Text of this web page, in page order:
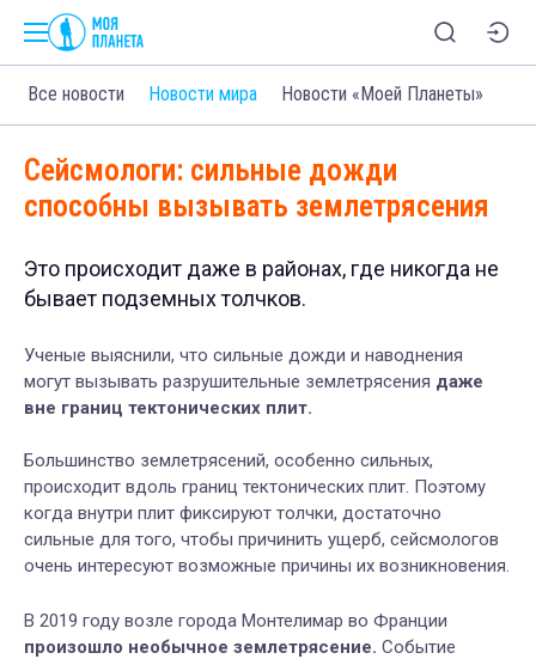
Все новости Новости мира Новости «Моей Планеты»
Сейсмологи: сильные дожди
способны вызывать землетрясения
Это происходит даже в районах, где никогда не
бывает подземных толчков.
Ученые выяснили, что сильные дожди и наводнения
могут вызывать разрушительные землетрясения даже
вне границ тектонических плит.
Большинство землетрясений, особенно сильных,
происходит вдоль границ тектонических плит. Поэтому
когда внутри плит фиксируют толчки, достаточно
сильные для того, чтобы причинить ущерб, сейсмологов
очень интересуют возможные причины их возникновения.
В 2019 году возле города Монтелимар во Франции
произошло необычное землетрясение. Событие